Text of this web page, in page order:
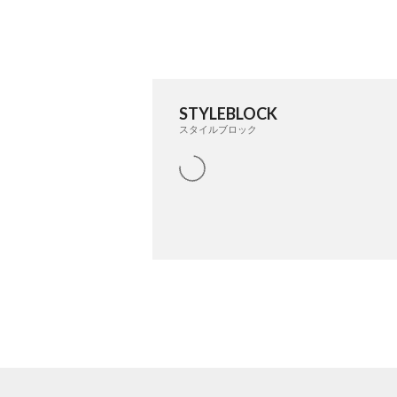
STYLEBLOCK
スタイルブロック